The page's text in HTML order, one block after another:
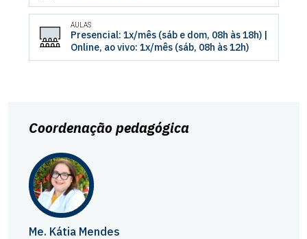
AULAS
Presencial: 1x/mês (sáb e dom, 08h às 18h) |
Online, ao vivo: 1x/mês (sáb, 08h às 12h)
Coordenação pedagógica
Me. Kátia Mendes